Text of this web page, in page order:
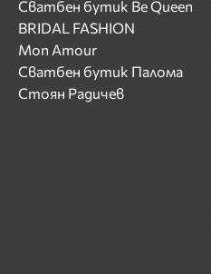
Сватбен бутик Be Queen
BRIDAL FASHION
Mon Amour
Сватбен бутик Палома
Стоян Радичев